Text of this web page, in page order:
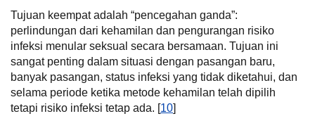
Tujuan keempat adalah “pencegahan ganda”:
perlindungan dari kehamilan dan pengurangan risiko
infeksi menular seksual secara bersamaan. Tujuan ini
sangat penting dalam situasi dengan pasangan baru,
banyak pasangan, status infeksi yang tidak diketahui, dan
selama periode ketika metode kehamilan telah dipilih
tetapi risiko infeksi tetap ada. [10]